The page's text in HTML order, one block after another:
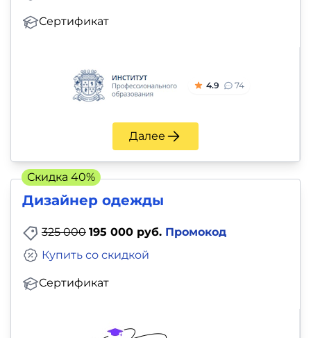
Сертификат
4.9 74
Далее
Дизайнер одежды
325 000 195 000 руб. Промокод
Сертификат
Купить со скидкой
Скидка 40%